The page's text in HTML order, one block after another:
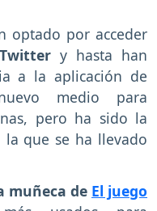
optado por acceder
Twittery hasta han
a la aplicación de
medio para
pero ha sido la
que se ha llevado
muñeca de El juego